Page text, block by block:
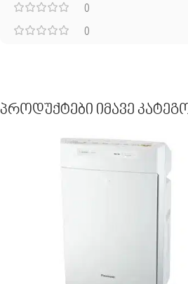
0
0
Პროდუქტები Იმავე